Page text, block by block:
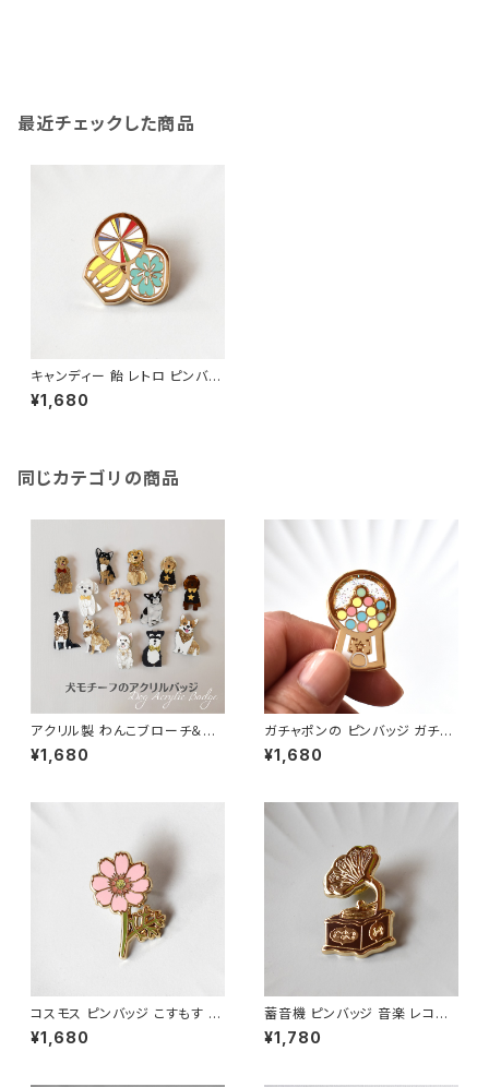
最近チェックした商品
キャンディー 飴 レトロ ピンバッ
ジ エナメルピン ブローチ アク
セサリー
¥1,680
同じカテゴリの商品
アクリル製 わんこブローチ＆バ
ッジ Dogモチーフ ポーコピノ P
ocopinoドッグ アクリル製バッ
¥1,680
ガチャポンの ピンバッジ ガチャ
ガチャ ピンバッジ エナメルピ
ン ブローチ アクセサリー
¥1,680
コスモス ピンバッジ こすもす 秋
桜 ボタニカル ピンバッジ エナメ
ルピン ブローチ アクセサリ
¥1,680
蓄音機 ピンバッジ 音楽 レコー
ド エナメルピン ブローチ アク
セサリー
¥1,780